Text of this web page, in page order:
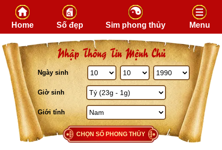
Skip to content
Home Số đẹp Sim phong thủy Menu
Nhập Thông Tin Mệnh Chủ
Ngày sinh
Giờ sinh
Giới tính
CHỌN SỐ PHONG THỦY